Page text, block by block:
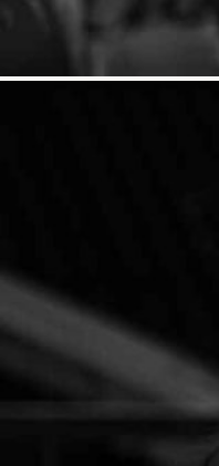
Elinore
Jahr
Lage ihre